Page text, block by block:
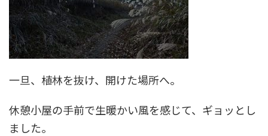
一旦、植林を抜け、開けた場所へ。
休憩小屋の手前で生暖かい風を感じて、ギョッとし
ました。